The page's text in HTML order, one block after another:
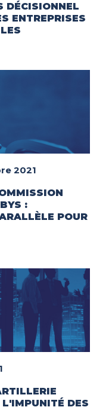
DÉCISIONNEL
ENTREPRISES
2021
:
POUR
L'IMPUNITÉ DES